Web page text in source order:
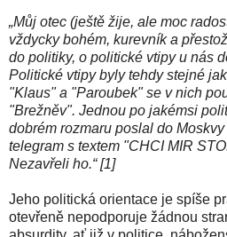
„Můj otec (ještě žije, ale moc
vždycky bohém, kurevník a
do politiky, o politické vtipy u nás
Politické vtipy byly tehdy stejné
"Klaus" a "Paroubek" se v nich
"Brežněv". Jednou po jakémsi
dobrém rozmaru poslal do
telegram s textem "CHCI MIR
Nezavřeli ho.“ [1]
Jeho politická orientace je spíše
otevřeně nepodporuje žádnou